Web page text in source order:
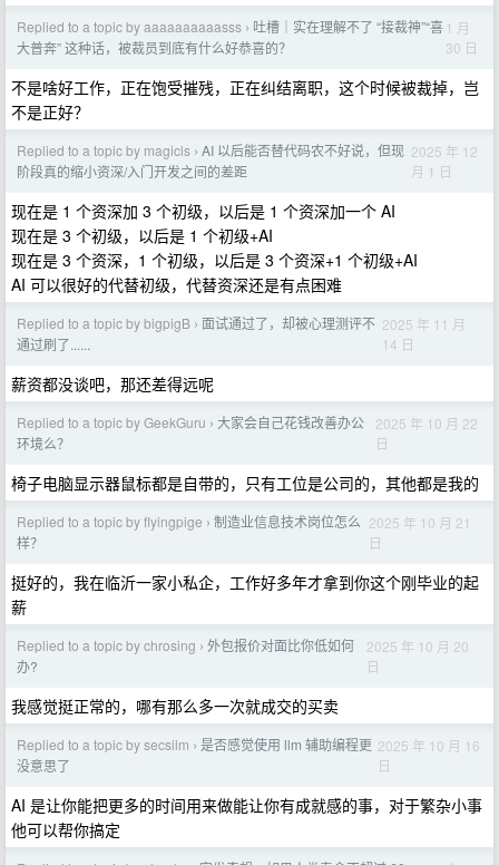
Replied to a topic by aaaaaaaaaasss › 吐槽｜实在理解不了 “接裁神”“喜
大普奔” 这种话，被裁员到底有什么好恭喜的？
1 月
30 日
不是啥好工作，正在饱受摧残，正在纠结离职，这个时候被裁掉，岂
不是正好？
Replied to a topic by magicls › AI 以后能否替代码农不好说，但现
阶段真的缩小资深/入门开发之间的差距
2025 年 12
月 1 日
现在是 1 个资深加 3 个初级，以后是 1 个资深加一个 AI
现在是 3 个初级，以后是 1 个初级+AI
现在是 3 个资深，1 个初级，以后是 3 个资深+1 个初级+AI
AI 可以很好的代替初级，代替资深还是有点困难
Replied to a topic by bigpigB › 面试通过了，却被心理测评不
通过刷了......
2025 年 11 月
14 日
薪资都没谈吧，那还差得远呢
Replied to a topic by GeekGuru › 大家会自己花钱改善办公
环境么？
2025 年 10 月 22
日
椅子电脑显示器鼠标都是自带的，只有工位是公司的，其他都是我的
Replied to a topic by flyingpige › 制造业信息技术岗位怎么
样？
2025 年 10 月 21
日
挺好的，我在临沂一家小私企，工作好多年才拿到你这个刚毕业的起
薪
Replied to a topic by chrosing › 外包报价对面比你低如何
办?
2025 年 10 月 20
日
我感觉挺正常的，哪有那么多一次就成交的买卖
Replied to a topic by secsilm › 是否感觉使用 llm 辅助编程更
没意思了
2025 年 10 月 16
日
AI 是让你能把更多的时间用来做能让你有成就感的事，对于繁杂小事
他可以帮你搞定